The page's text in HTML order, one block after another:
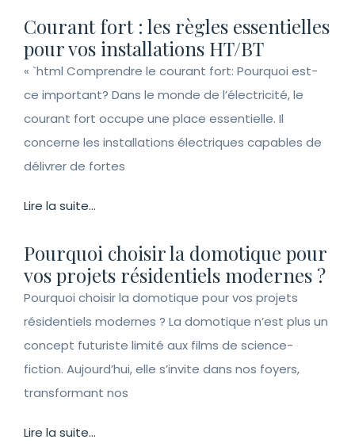
Courant fort : les règles essentielles
pour vos installations HT/BT
« `html Comprendre le courant fort: Pourquoi est-
ce important? Dans le monde de l’électricité, le
courant fort occupe une place essentielle. Il
concerne les installations électriques capables de
délivrer de fortes
Lire la suite...
Pourquoi choisir la domotique pour
vos projets résidentiels modernes ?
Pourquoi choisir la domotique pour vos projets
résidentiels modernes ? La domotique n’est plus un
concept futuriste limité aux films de science-
fiction. Aujourd’hui, elle s’invite dans nos foyers,
transformant nos
Lire la suite...